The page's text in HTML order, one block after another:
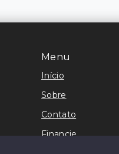
Menu
Início
Sobre
Contato
Financie